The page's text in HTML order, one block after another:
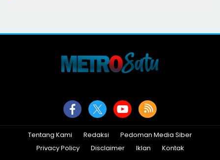
Tentang Kami Redaksi
Pedoman Media Siber
Privacy Policy
Disclaimer Iklan Kontak